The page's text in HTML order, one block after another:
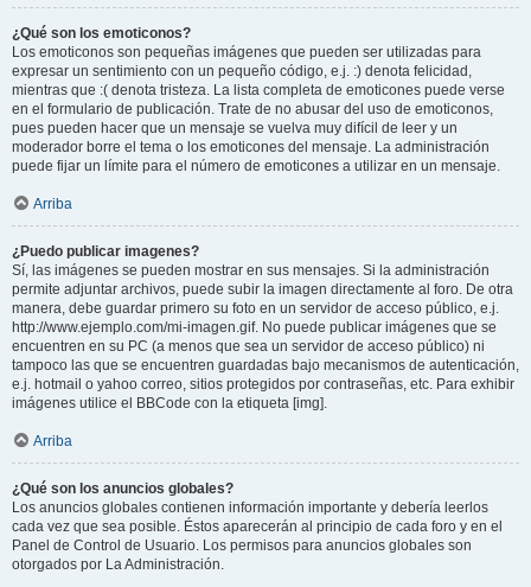
¿Qué son los emoticonos?
Los emoticonos son pequeñas imágenes que pueden ser utilizadas para
expresar un sentimiento con un pequeño código, e.j. :) denota felicidad,
mientras que :( denota tristeza. La lista completa de emoticones puede verse
en el formulario de publicación. Trate de no abusar del uso de emoticonos,
pues pueden hacer que un mensaje se vuelva muy difícil de leer y un
moderador borre el tema o los emoticones del mensaje. La administración
puede fijar un límite para el número de emoticones a utilizar en un mensaje.
Arriba
¿Puedo publicar imagenes?
Sí, las imágenes se pueden mostrar en sus mensajes. Si la administración
permite adjuntar archivos, puede subir la imagen directamente al foro. De otra
manera, debe guardar primero su foto en un servidor de acceso público, e.j.
http://www.ejemplo.com/mi-imagen.gif. No puede publicar imágenes que se
encuentren en su PC (a menos que sea un servidor de acceso público) ni
tampoco las que se encuentren guardadas bajo mecanismos de autenticación,
e.j. hotmail o yahoo correo, sitios protegidos por contraseñas, etc. Para exhibir
imágenes utilice el BBCode con la etiqueta [img].
Arriba
¿Qué son los anuncios globales?
Los anuncios globales contienen información importante y debería leerlos
cada vez que sea posible. Éstos aparecerán al principio de cada foro y en el
Panel de Control de Usuario. Los permisos para anuncios globales son
otorgados por La Administración.